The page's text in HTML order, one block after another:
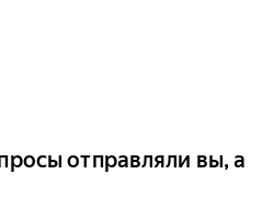
отправляли вы, а